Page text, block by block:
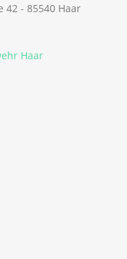
42 - 85540 Haar
Haar